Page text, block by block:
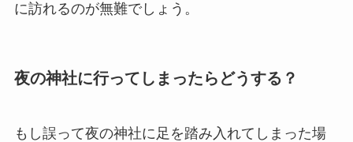
に訪れるのが無難でしょう。
夜の神社に行ってしまったらどうする？
もし誤って夜の神社に足を踏み入れてしまった場